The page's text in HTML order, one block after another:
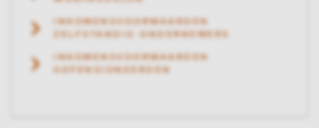
INKOMENSVOORWAARDEN
ZELFSTANDIG ONDERNEMERS
INKOMENSVOORWAARDEN
GEPENSIONEERDEN